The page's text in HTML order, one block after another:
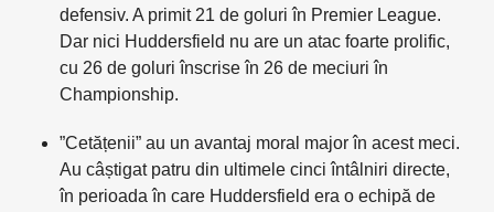
defensiv. A primit 21 de goluri în Premier League.
Dar nici Huddersfield nu are un atac foarte prolific,
cu 26 de goluri înscrise în 26 de meciuri în
Championship.
”Cetățenii” au un avantaj moral major în acest meci.
Au câștigat patru din ultimele cinci întâlniri directe,
în perioada în care Huddersfield era o echipă de